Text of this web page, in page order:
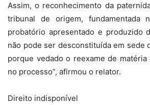
Assim, o reconhecimento da
tribunal de origem, fundamentada
probatório apresentado e produzido
não pode ser desconstituída em sede
porque vedado o reexame de
no processo”, afirmou o relator.
Direito indisponível